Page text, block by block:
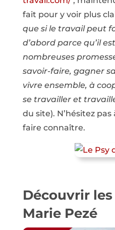
fait pour y voir plus
que si le travail peut
d’abord parce qu’il
nombreuses
savoir-faire, gagner
vivre ensemble, à
se travailler et
du site). N’hésitez
faire connaître.
Découvrir
Marie Pezé